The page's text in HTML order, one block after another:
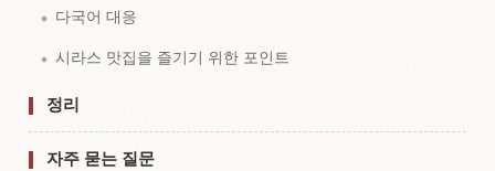
다국어 대응
시라스 맛집을 즐기기 위한 포인트
정리
자주 묻는 질문